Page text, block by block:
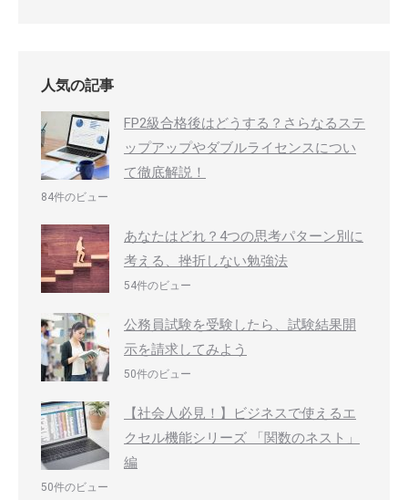
人気の記事
FP2級合格後はどうする？さらなるステ
ップアップやダブルライセンスについ
て徹底解説！
84件のビュー
あなたはどれ？4つの思考パターン別に
考える、挫折しない勉強法
54件のビュー
公務員試験を受験したら、試験結果開
示を請求してみよう
50件のビュー
【社会人必見！】ビジネスで使えるエ
クセル機能シリーズ 「関数のネスト」
編
50件のビュー